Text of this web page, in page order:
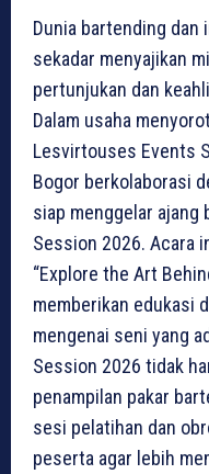
Dunia bartending
sekadar menyajikan
pertunjukan dan
Dalam usaha
Lesvirtouses Events
Bogor berkolaborasi
siap menggelar ajang
Session 2026. Acara
“Explore the Art
memberikan edukasi
mengenai seni yang
Session 2026 tidak
penampilan pakar
sesi pelatihan dan
peserta agar lebih